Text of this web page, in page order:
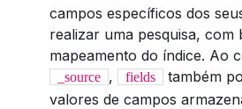
campos específicos dos
realizar uma pesquisa, com
mapeamento do índice. Ao
_source , fields
também
valores de campos